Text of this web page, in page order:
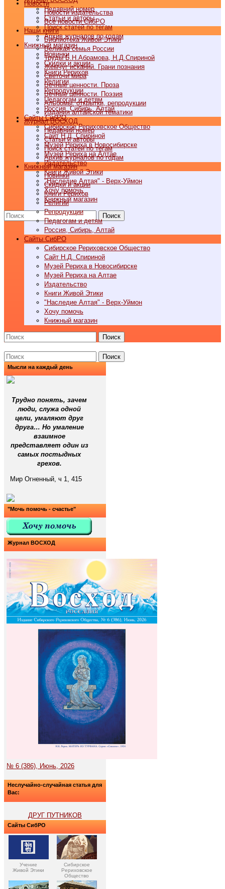
Недавний номер
Статьи и авторы
Поиск статей по тегам
Архив журналов по годам
Книжный магазин
Новинки
Скидки и акции
Книги Рерихов
Религии
Репродукции
Педагогам и детям
Россия, Сибирь, Алтай
Cайты СибРО
Сибирское Рериховское Общество
Сайт Н.Д. Спириной
Музей Рериха в Новосибирске
Музей Рериха на Алтае
Издательство
Книги Живой Этики
"Наследие Алтая" - Верх-Уймон
Хочу помочь
Книжный магазин
Поиск
Новости
Новости издательства
Все новости СибРО
Наши книги
Библиотека Живой Этики
Великая семья России
Труды Б.Н.Абрамова, Н.Д.Спириной
Жемчуг исканий. Грани познания
Светочи мира
Вечные ценности. Проза
Вечные ценности. Поэзия
Альбомы, открытки, репродукции
Издания алтайской тематики
Журнал ВОСХОД
Недавний номер
Статьи и авторы
Поиск статей по тегам
Архив журналов по годам
Книжный магазин
Новинки
Скидки и акции
Книги Рерихов
Религии
Репродукции
Педагогам и детям
Россия, Сибирь, Алтай
Cайты СибРО
Сибирское Рериховское Общество
Сайт Н.Д. Спириной
Музей Рериха в Новосибирске
Музей Рериха на Алтае
Издательство
Книги Живой Этики
"Наследие Алтая" - Верх-Уймон
Хочу помочь
Книжный магазин
Поиск
Поиск
Мысли на каждый день
Трудно понять, зачем
люди, служа одной
цели, умаляют друг
друга… Но умаление
взаимное
представляет один из
самых постыдных
грехов.
Мир Огненный, ч 1, 415
"Мочь помочь - счастье"
Журнал ВОСХОД
№ 6 (386), Июнь, 2026
Неслучайно-случайная статья для
Вас:
ДРУГ ПУТНИКОВ
Сайты СибРО
Учение
Живой Этики
Сибирское
Рериховское
Общество